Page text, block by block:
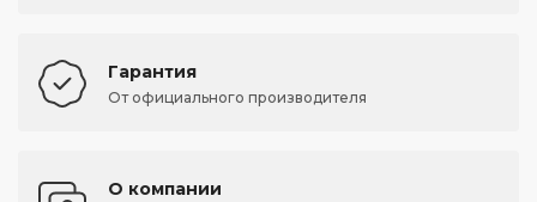
Гарантия
От официального производителя
О компании